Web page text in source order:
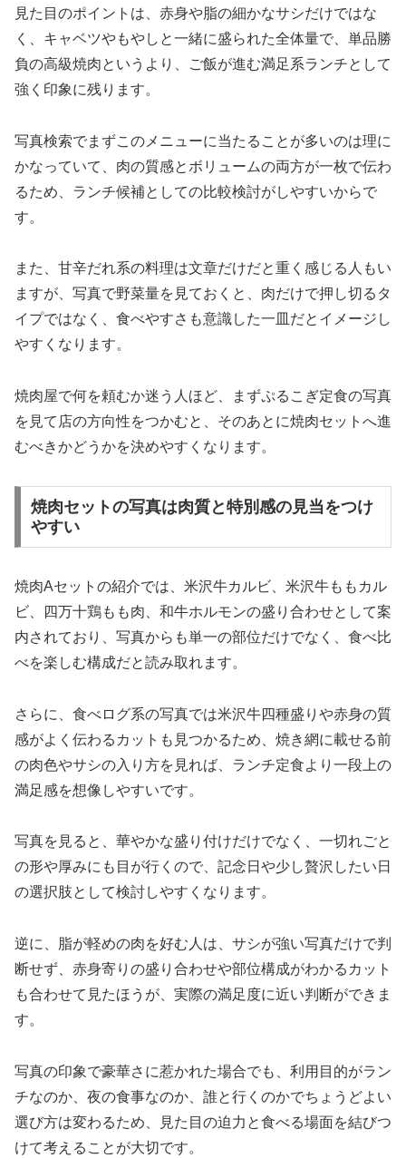
見た目のポイントは、赤身や脂の細かなサシだけではな
く、キャベツやもやしと一緒に盛られた全体量で、単品勝
負の高級焼肉というより、ご飯が進む満足系ランチとして
強く印象に残ります。
写真検索でまずこのメニューに当たることが多いのは理に
かなっていて、肉の質感とボリュームの両方が一枚で伝わ
るため、ランチ候補としての比較検討がしやすいからで
す。
また、甘辛だれ系の料理は文章だけだと重く感じる人もい
ますが、写真で野菜量を見ておくと、肉だけで押し切るタ
イプではなく、食べやすさも意識した一皿だとイメージし
やすくなります。
焼肉屋で何を頼むか迷う人ほど、まずぷるこぎ定食の写真
を見て店の方向性をつかむと、そのあとに焼肉セットへ進
むべきかどうかを決めやすくなります。
焼肉セットの写真は肉質と特別感の見当をつけ
やすい
焼肉Aセットの紹介では、米沢牛カルビ、米沢牛ももカル
ビ、四万十鶏もも肉、和牛ホルモンの盛り合わせとして案
内されており、写真からも単一の部位だけでなく、食べ比
べを楽しむ構成だと読み取れます。
さらに、食べログ系の写真では米沢牛四種盛りや赤身の質
感がよく伝わるカットも見つかるため、焼き網に載せる前
の肉色やサシの入り方を見れば、ランチ定食より一段上の
満足感を想像しやすいです。
写真を見ると、華やかな盛り付けだけでなく、一切れごと
の形や厚みにも目が行くので、記念日や少し贅沢したい日
の選択肢として検討しやすくなります。
逆に、脂が軽めの肉を好む人は、サシが強い写真だけで判
断せず、赤身寄りの盛り合わせや部位構成がわかるカット
も合わせて見たほうが、実際の満足度に近い判断ができま
す。
写真の印象で豪華さに惹かれた場合でも、利用目的がラン
チなのか、夜の食事なのか、誰と行くのかでちょうどよい
選び方は変わるため、見た目の迫力と食べる場面を結びつ
けて考えることが大切です。